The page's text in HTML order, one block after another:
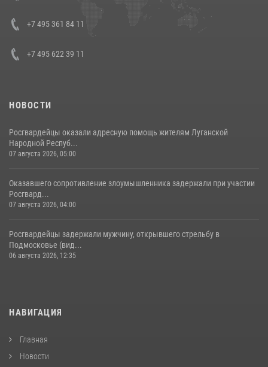
+7 495 361 84 11
+7 495 622 39 11
НОВОСТИ
Росгвардейцы оказали адресную помощь жителям Луганской
Народной Респуб...
07 августа 2026, 05:00
Оказавшего сопротивление злоумышленника задержали при участии
Росгвард...
07 августа 2026, 04:00
Росгвардейцы задержали мужчину, открывшего стрельбу в
Подмосковье (вид...
06 августа 2026, 12:35
НАВИГАЦИЯ
Главная
Новости